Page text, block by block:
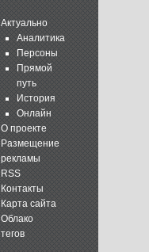
Актуально
Аналитика
Персоны
Прямой
путь
История
Онлайн
О проекте
Размещение
рекламы
RSS
Контакты
Карта сайта
Облако
тегов